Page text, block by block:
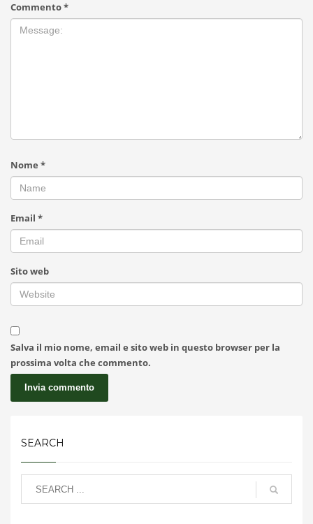
Commento*
Nome *
Email *
Sito web
Salva il mio nome, email e sito web in questo browser per la
prossima volta che commento.
SEARCH